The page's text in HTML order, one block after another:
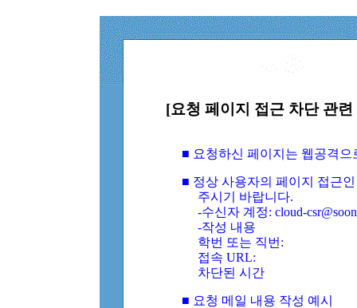
[요청 페이지 접근 차단 관
■ 요청하신 페이지는 웹공격
■ 정상 사용자의 페이지 접근
주시기 바랍니다.
-수신자 계정: cloud-
-작성 내용
학번 또는 직번:
접속 URL:
차단된 시간
■ 요청 메일 내용 작성 예시